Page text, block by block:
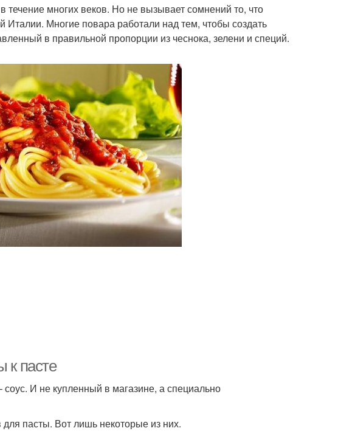
многих веков. Но не вызывает сомнений то, что
Италии. Многие повара работали над тем, чтобы создать
в правильной пропорции из чеснока, зелени и специй.
к пасте
И не купленный в магазине, а специально
пасты. Вот лишь некоторые из них.